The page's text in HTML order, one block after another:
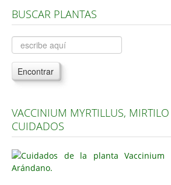
Árboles, Cicas y Palmeras de la G a la
Plantas Anuales y Perennes
Plantas Bulbosas y Acuáticas
Plantas de Interior
Plantas Aromáticas y de Huerto
Plantas Carnívoras y Orquídeas
Consejos
BUSCAR PLANTAS
Encontrar
VACCINIUM MYRTILLUS,
CUIDADOS